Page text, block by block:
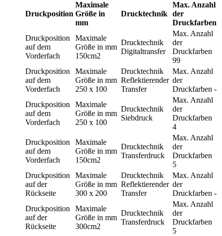
Druckposition
Maximale
Größe in
mm
Drucktechnik
Max. Anzahl
der
Druckfarben
Druckposition
auf dem
Vorderfach
Maximale
Größe in mm
150cm2
Drucktechnik
Digitaltransfer
Max. Anzahl
der
Druckfarben
99
Druckposition
auf dem
Vorderfach
Maximale
Größe in mm
250 x 100
Drucktechnik
Reflektierender
Transfer
Max. Anzahl
der
Druckfarben -
Druckposition
auf dem
Vorderfach
Maximale
Größe in mm
250 x 100
Drucktechnik
Siebdruck
Max. Anzahl
der
Druckfarben
4
Druckposition
auf dem
Vorderfach
Maximale
Größe in mm
150cm2
Drucktechnik
Transferdruck
Max. Anzahl
der
Druckfarben
5
Druckposition
auf der
Rückseite
Maximale
Größe in mm
300 x 200
Drucktechnik
Reflektierender
Transfer
Max. Anzahl
der
Druckfarben -
Druckposition
auf der
Rückseite
Maximale
Größe in mm
300cm2
Drucktechnik
Transferdruck
Max. Anzahl
der
Druckfarben
5